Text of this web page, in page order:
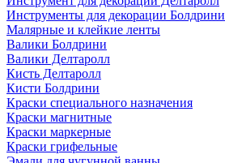
Инструменты для декорации Болдрини
Малярные и клейкие ленты
Валики Болдрини
Валики Делтаролл
Кисть Делтаролл
Кисти Болдрини
Краски специального назначения
Краски магнитные
Краски маркерные
Краски грифельные